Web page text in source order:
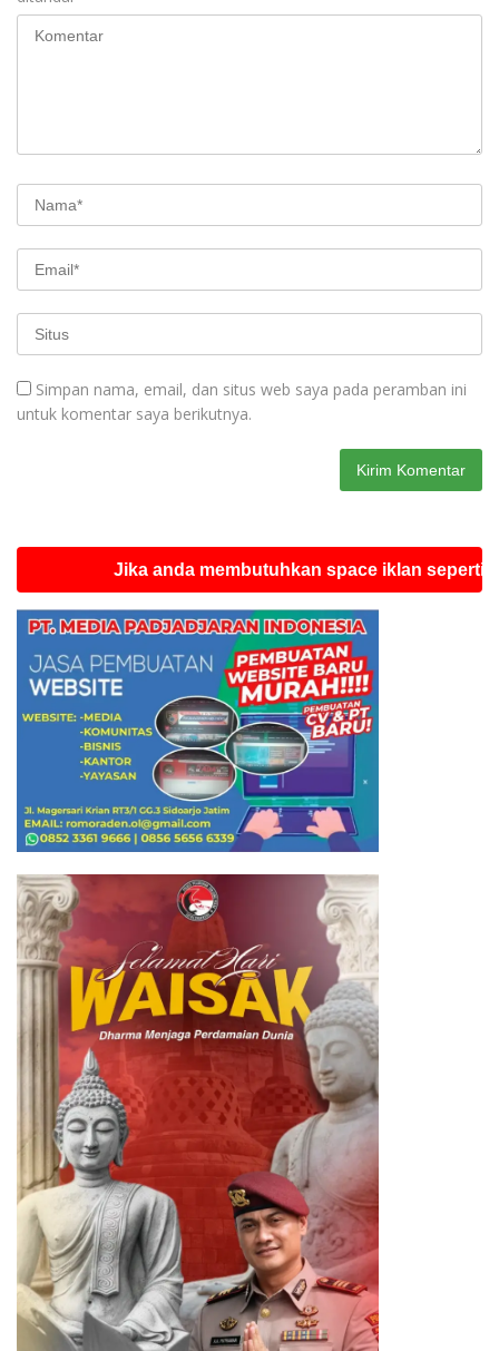
Simpan nama, email, dan situs web saya pada peramban ini
untuk komentar saya berikutnya.
Jika anda membutuhkan space iklan seperti ini